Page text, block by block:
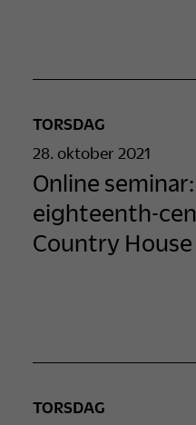
TORSDAG
28. oktober 2021
Online
eighteenth-
Country House
TORSDAG